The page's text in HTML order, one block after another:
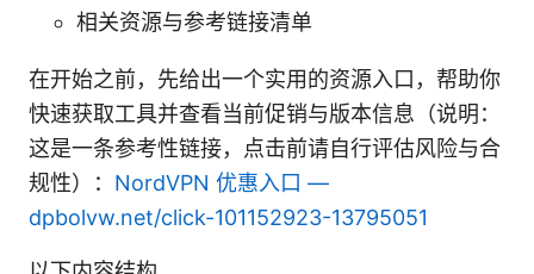
相关资源与参考链接清单
在开始之前，先给出一个实用的资源入口，帮助你
快速获取工具并查看当前促销与版本信息（说明：
这是一条参考性链接，点击前请自行评估风险与合
规性）： NordVPN 优惠入口 —
dpbolvw.net/click-101152923-13795051